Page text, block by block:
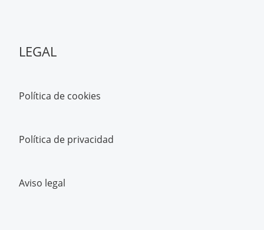
LEGAL
Política de cookies
Política de privacidad
Aviso legal